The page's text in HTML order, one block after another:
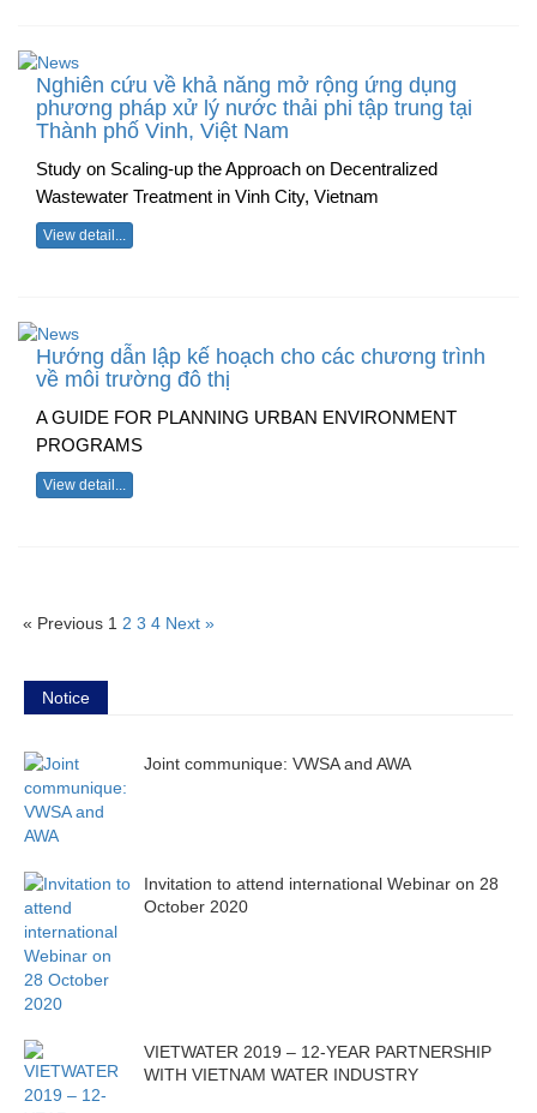
Nghiên cứu về khả năng mở rộng ứng dụng
phương pháp xử lý nước thải phi tập trung tại
Thành phố Vinh, Việt Nam
Study on Scaling-up the Approach on Decentralized
Wastewater Treatment in Vinh City, Vietnam
View detail...
Hướng dẫn lập kế hoạch cho các chương trình
về môi trường đô thị
A GUIDE FOR PLANNING URBAN ENVIRONMENT
PROGRAMS
View detail...
« Previous 1 2 3 4 Next »
Notice
Joint communique: VWSA and AWA
Invitation to attend international Webinar on 28
October 2020
VIETWATER 2019 – 12-YEAR PARTNERSHIP
WITH VIETNAM WATER INDUSTRY